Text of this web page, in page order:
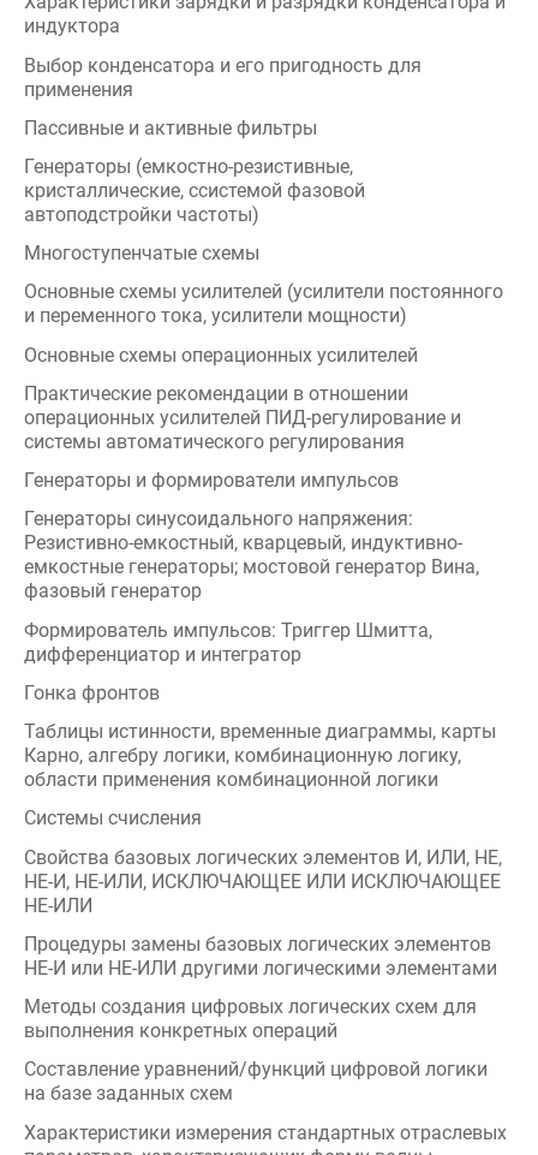
Выбор конденсатора и его пригодность для
применения
Пассивные и активные фильтры
кристаллические, ссистемой фазовой
автоподстройки частоты)
Многоступенчатые схемы
и переменного тока, усилители мощности)
Основные схемы операционных усилителей
Практические рекомендации в отношении
операционных усилителей ПИД-регулирование и
системы автоматического регулирования
Генераторы и формирователи импульсов
Генераторы синусоидального напряжения:
Резистивно-емкостный, кварцевый, индуктивно-
фазовый генератор
Формирователь импульсов: Триггер Шмитта,
дифференциатор и интегратор
Гонка фронтов
Таблицы истинности, временные диаграммы, карты
Карно, алгебру логики, комбинационную логику,
Системы счисления
Свойства базовых логических элементов И, ИЛИ, НЕ,
НЕ-И, НЕ-ИЛИ, ИСКЛЮЧАЮЩЕЕ ИЛИ ИСКЛЮЧАЮЩЕЕ
Процедуры замены базовых логических элементов
НЕ-И или НЕ-ИЛИ другими логическими элементами
Методы создания цифровых логических схем для
выполнения конкретных операций
Составление уравнений/функций цифровой логики
на базе заданных схем
Характеристики измерения стандартных отраслевых
параметров, характеризующих форму волны
Комбинационные и последовательностные
логические схемы